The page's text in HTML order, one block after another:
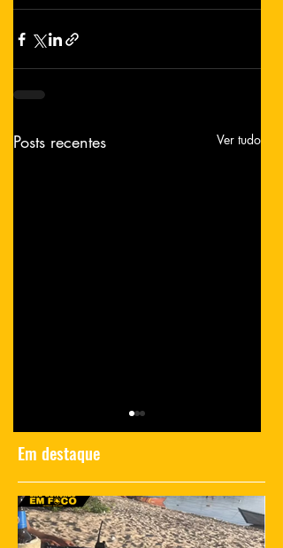
Posts recentes Ver tudo
Polícia investiga
Em destaque